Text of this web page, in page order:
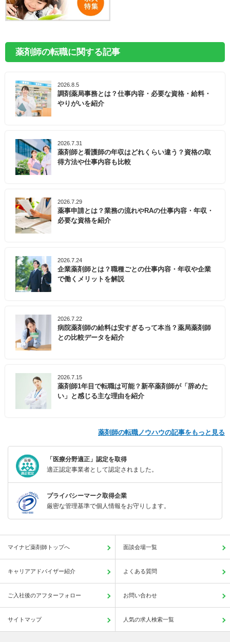
薬剤師の転職に関する記事
2026.8.5
調剤薬局事務とは？仕事内容・必要な資格・給料・
やりがいを紹介
2026.7.31
薬剤師と看護師の年収はどれくらい違う？資格の取
得方法や仕事内容も比較
2026.7.29
薬事申請とは？業務の流れやRAの仕事内容・年収・
必要な資格を紹介
2026.7.24
企業薬剤師とは？職種ごとの仕事内容・年収や企業
で働くメリットを解説
2026.7.22
病院薬剤師の給料は安すぎるって本当？薬局薬剤師
との比較データを紹介
2026.7.15
薬剤師1年目で転職は可能？新卒薬剤師が「辞めた
い」と感じる主な理由を紹介
薬剤師の転職ノウハウの記事をもっと見る
「医療分野適正」認定を取得
適正認定事業者として認定されました。
プライバシーマーク取得企業
厳密な管理基準で個人情報をお守りします。
マイナビ薬剤師トップへ 面談会場一覧
キャリアアドバイザー紹介 よくある質問
ご入社後のアフターフォロー お問い合わせ
サイトマップ 人気の求人検索一覧